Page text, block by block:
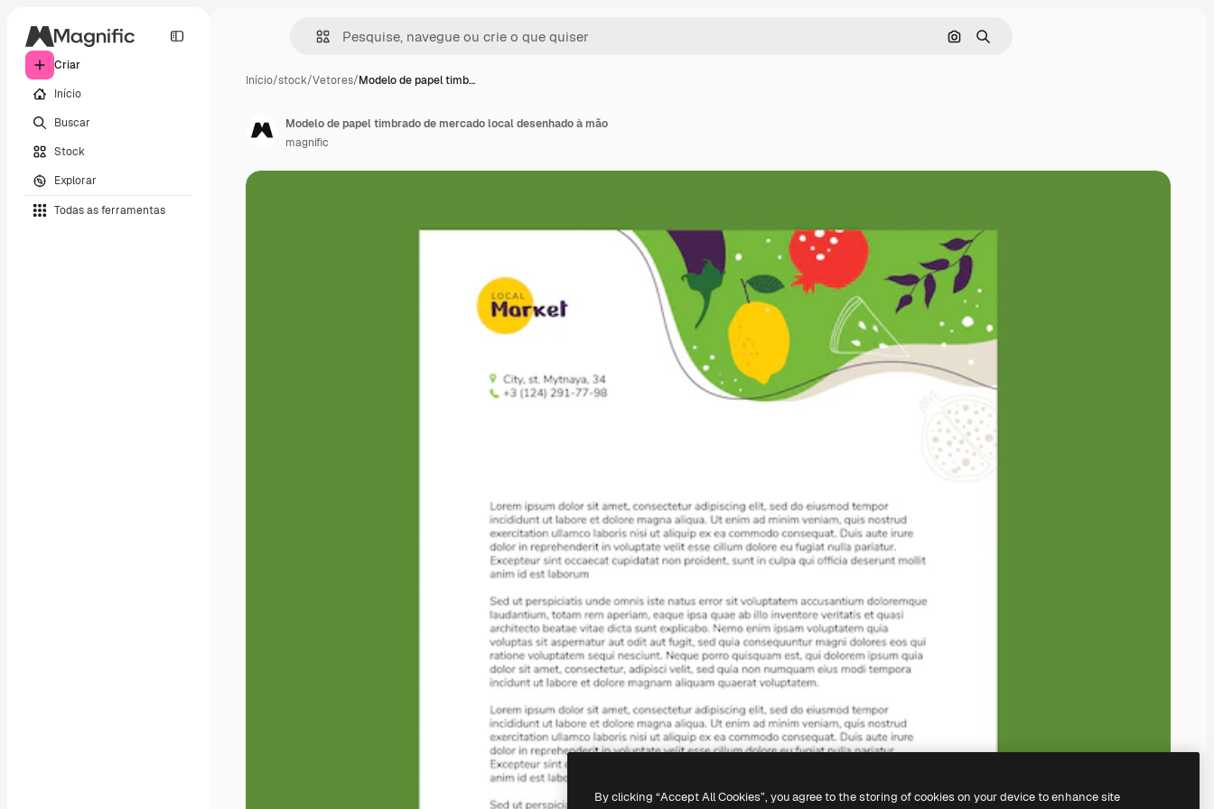
Criar
Início
Buscar
Stock
Explorar
Todas as ferramentas
Pesquisar por imagem
Buscar
Início/stock/Vetores/Modelo de papel timb…
Modelo de papel timbrado de mercado local desenhado à mão
magnific
By clicking “Accept All Cookies”, you agree to the storing of cookies on your device to enhance site